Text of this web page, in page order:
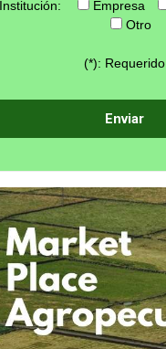
Institución: Empresa
Otro
(*): Requerido